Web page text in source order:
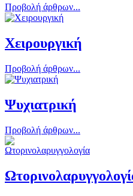
Προβολή άρθρων...
Χειρουργική
Προβολή άρθρων...
Ψυχιατρική
Προβολή άρθρων...